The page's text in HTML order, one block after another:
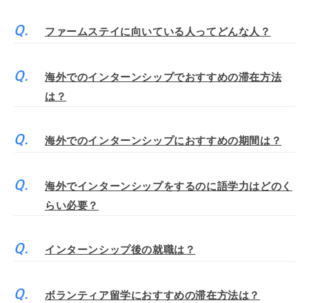
ファームステイに向いている人ってどんな人？
海外でのインターンシップでおすすめの滞在方法
は？
海外でのインターンシップにおすすめの期間は？
海外でインターンシップをするのに語学力はどのく
らい必要？
インターンシップ後の就職は？
ボランティア留学におすすめの滞在方法は？